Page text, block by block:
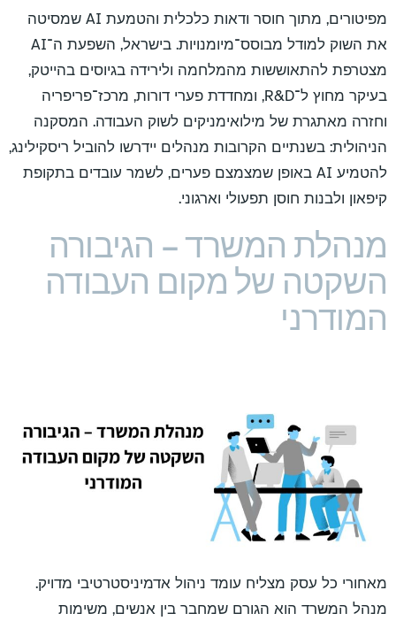
מפיטורים, מתוך חוסר ודאות כלכלית והטמעת AI שמסיטה
את השוק למודל מבוסס־מיומנויות. בישראל, השפעת ה־AI
מצטרפת להתאוששות מהמלחמה ולירידה בגיוסים בהייטק,
בעיקר מחוץ ל־R&D, ומחדדת פערי דורות, מרכז־פריפריה
וחזרה מאתגרת של מילואימניקים לשוק העבודה. המסקנה
הניהולית: בשנתיים הקרובות מנהלים יידרשו להוביל ריסקילינג,
להטמיע AI באופן שמצמצם פערים, לשמר עובדים בתקופת
קיפאון ולבנות חוסן תפעולי וארגוני.
מנהלת המשרד – הגיבורה
השקטה של מקום העבודה
המודרני
מאחורי כל עסק מצליח עומד ניהול אדמיניסטרטיבי מדויק.
מנהל המשרד הוא הגורם שמחבר בין אנשים, משימות